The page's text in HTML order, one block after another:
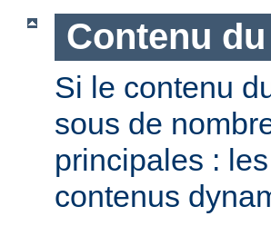
Contenu
Si le contenu
sous de
principales :
contenus